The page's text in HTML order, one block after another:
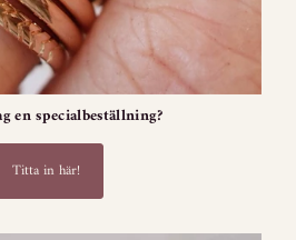
en specialbeställning?
Titta in här!